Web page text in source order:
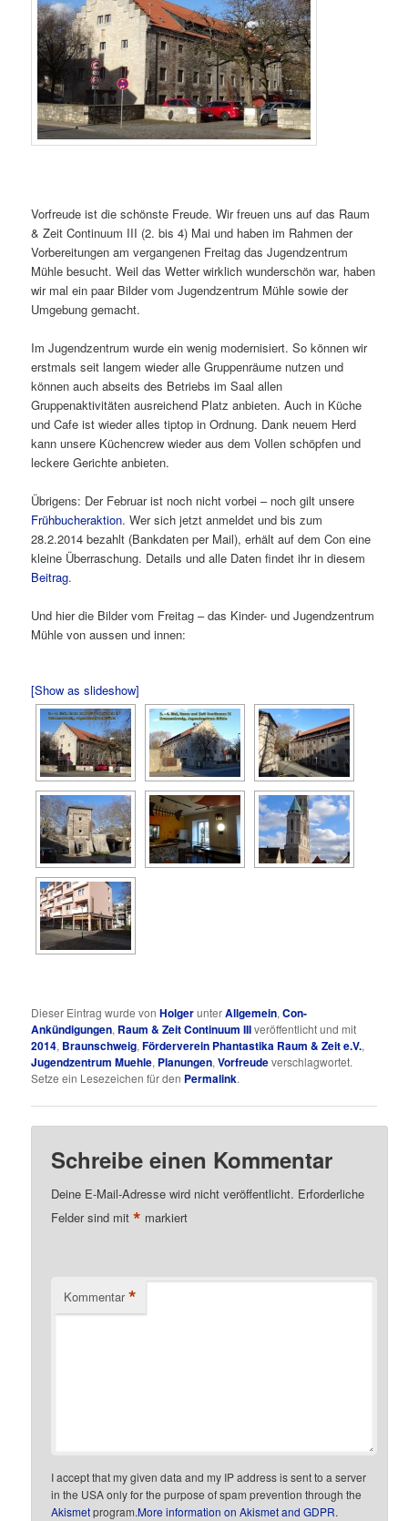
Vorfreude ist die schönste Freude. Wir freuen uns auf das Raum
& Zeit Continuum III (2. bis 4) Mai und haben im Rahmen der
Vorbereitungen am vergangenen Freitag das Jugendzentrum
Mühle besucht. Weil das Wetter wirklich wunderschön war, haben
wir mal ein paar Bilder vom Jugendzentrum Mühle sowie der
Umgebung gemacht.
Im Jugendzentrum wurde ein wenig modernisiert. So können wir
erstmals seit langem wieder alle Gruppenräume nutzen und
können auch abseits des Betriebs im Saal allen
Gruppenaktivitäten ausreichend Platz anbieten. Auch in Küche
und Cafe ist wieder alles tiptop in Ordnung. Dank neuem Herd
kann unsere Küchencrew wieder aus dem Vollen schöpfen und
leckere Gerichte anbieten.
Übrigens: Der Februar ist noch nicht vorbei – noch gilt unsere
Frühbucheraktion. Wer sich jetzt anmeldet und bis zum
28.2.2014 bezahlt (Bankdaten per Mail), erhält auf dem Con eine
kleine Überraschung. Details und alle Daten findet ihr in diesem
Beitrag.
Und hier die Bilder vom Freitag – das Kinder- und Jugendzentrum
Mühle von aussen und innen:
[Show as slideshow]
Dieser Eintrag wurde vonHolgerunterAllgemein,Con-
Ankündigungen, Raum & Zeit Continuum IIIveröffentlicht und mit
2014, Braunschweig,Förderverein Phantastika Raum & Zeit e.V.,
Jugendzentrum Muehle, Planungen,Vorfreudeverschlagwortet.
Setze ein Lesezeichen für den Permalink.
Schreibe einen Kommentar
Deine E-Mail-Adresse wird nicht veröffentlicht. Erforderliche
Felder sind mit* markiert
Kommentar *
I accept that my given data and my IP address is sent to a server
in the USA only for the purpose of spam prevention through the
Akismetprogram.More information on Akismet and GDPR.